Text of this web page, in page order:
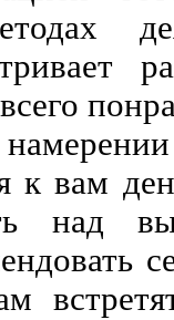
к вам
над